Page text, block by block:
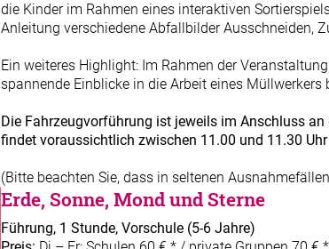
die Kinder im Rahmen eines interaktiven
Anleitung verschiedene Abfallbilder Ausschneiden,
Ein weiteres Highlight: Im Rahmen der
spannende Einblicke in die Arbeit eines
Die Fahrzeugvorführung ist jeweils im Anschluss
findet voraussichtlich zwischen 11.00 und 11.30
(Bitte beachten Sie, dass in seltenen
Erde, Sonne, Mond und Sterne
Führung, 1 Stunde, Vorschule (5-6 Jahre)